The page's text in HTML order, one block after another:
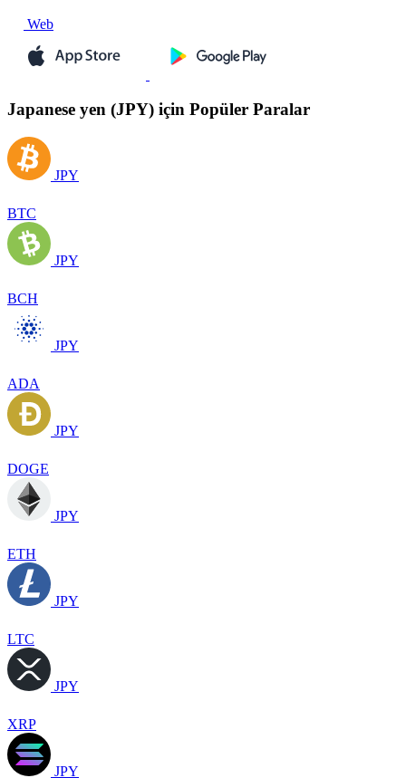
Web
Japanese yen (JPY) için Popüler Paralar
JPY
BTC
JPY
BCH
JPY
ADA
JPY
DOGE
JPY
ETH
JPY
LTC
JPY
XRP
JPY